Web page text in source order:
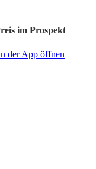
im Prospekt
der App öffnen